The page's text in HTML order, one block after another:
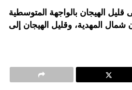
قليل الهيجان بالواجهة المتوسطية
شمال المهدية، وقليل الهيجان إلى